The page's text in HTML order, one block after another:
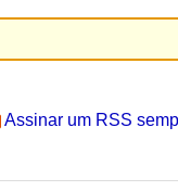
Assinar um RSS